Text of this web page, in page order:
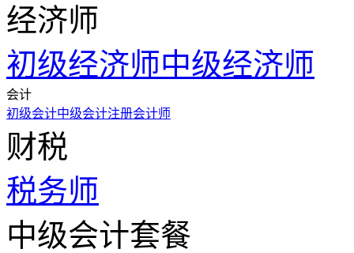
经济师
初级经济师中级经济师
会计
初级会计中级会计注册会计师
财税
税务师
中级会计套餐